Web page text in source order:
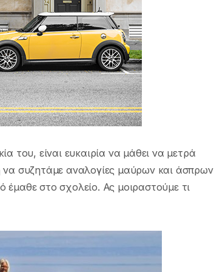
του, είναι ευκαιρία να μάθει να μετρά
συζητάμε αναλογίες μαύρων και άσπρων
έμαθε στο σχολείο. Ας μοιραστούμε τι